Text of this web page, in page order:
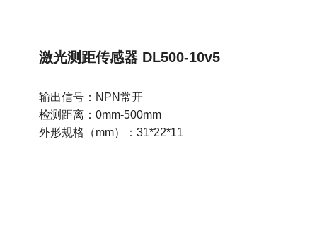
激光测距传感器 DL500-10v5
输出信号：NPN常开
检测距离：0mm-500mm
外形规格（mm）：31*22*11